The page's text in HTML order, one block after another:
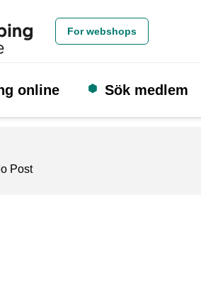
For webshops
online Sök medlem
Post